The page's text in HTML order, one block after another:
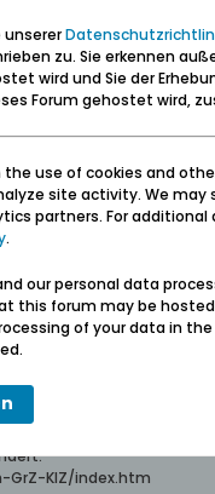
"Roten Barons"
handelt für ein Kind
begraben 29ten Sept.
von Nordfrankreich quer
und Momente im
KlZ/index.htm
unserer
zu. Sie erkennen
wird und Sie der
Forum gehostet wird,
use of cookies and
site activity. We may
partners. For additional
.
our personal data
this forum may be
of your data in